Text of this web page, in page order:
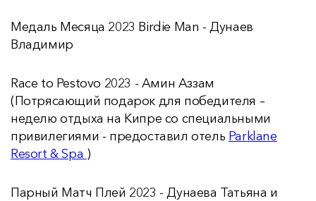
Медаль Месяца 2023 Birdie Man - Дунаев
Владимир
Race to Pestovo 2023 - Амин Аззам
(Потрясающий подарок для победителя –
неделю отдыха на Кипре со специальными
привилегиями - предоставил отель Parklane
Resort & Spa )
Парный Матч Плей 2023 - Дунаева Татьяна и